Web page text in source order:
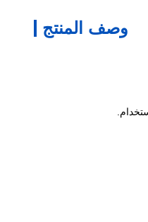
وصف المنتج